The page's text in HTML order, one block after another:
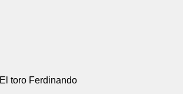
El toro Ferdinando